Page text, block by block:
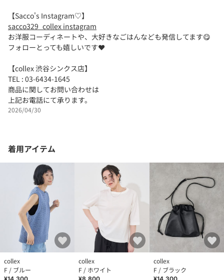
【Sacco's Instagram♡】
sacco329_collex instagram
お洋服コーディネートや、大好きなごはんなども発信してます😋
フォローとっても嬉しいです❤️
【collex 渋谷シンクス店】
TEL : 03-6434-1645
商品に関してお問い合わせは
上記お電話にて承ります。
2026/04/30
着用アイテム
collex
F / ブルー
collex
F / ホワイト
collex
F / ブラック